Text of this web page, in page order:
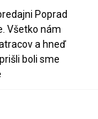
Poprad
Všetko nám
a hneď
boli sme